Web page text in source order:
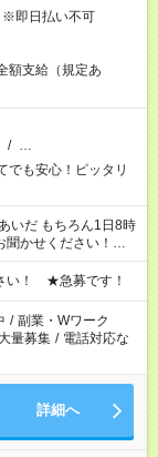
※即日払い不可
額支給（規定あ
/ …
でも安心！ピッタリ
いだ もちろん1日8時
聞かせください！★家
相談ください。 ※
い！ ★急募です！
/ 副業・Wワーク
量募集 / 電話対応な
詳細へ